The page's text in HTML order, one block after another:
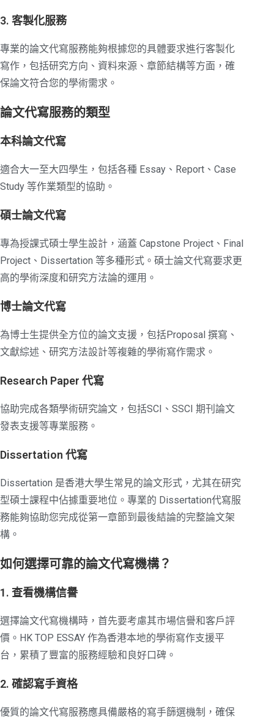
3. 客製化服務
專業的論文代寫服務能夠根據您的具體要求進行客製化
寫作，包括研究方向、資料來源、章節結構等方面，確
保論文符合您的學術需求。
論文代寫服務的類型
本科論文代寫
適合大一至大四學生，包括各種 Essay、Report、Case
Study 等作業類型的協助。
碩士論文代寫
專為授課式碩士學生設計，涵蓋 Capstone Project、Final
Project、Dissertation 等多種形式。碩士論文代寫要求更
高的學術深度和研究方法論的運用。
博士論文代寫
為博士生提供全方位的論文支援，包括Proposal 撰寫、
文獻綜述、研究方法設計等複雜的學術寫作需求。
Research Paper 代寫
協助完成各類學術研究論文，包括SCI、SSCI 期刊論文
發表支援等專業服務。
Dissertation 代寫
Dissertation 是香港大學生常見的論文形式，尤其在研究
型碩士課程中佔據重要地位。專業的 Dissertation代寫服
務能夠協助您完成從第一章節到最後結論的完整論文架
構。
如何選擇可靠的論文代寫機構？
1. 查看機構信譽
選擇論文代寫機構時，首先要考慮其市場信譽和客戶評
價。HK TOP ESSAY 作為香港本地的學術寫作支援平
台，累積了豐富的服務經驗和良好口碑。
2. 確認寫手資格
優質的論文代寫服務應具備嚴格的寫手篩選機制，確保